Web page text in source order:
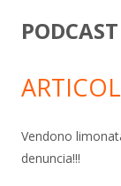
PODCAST
Vendono
denuncia!!!